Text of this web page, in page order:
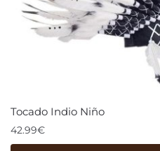
Tocado Indio Niño
42.99€